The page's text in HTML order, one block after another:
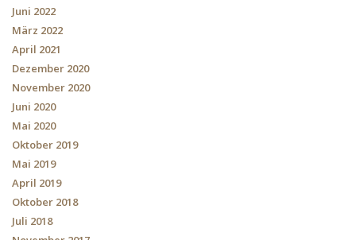
Juni 2022
März 2022
April 2021
Dezember 2020
November 2020
Juni 2020
Mai 2020
Oktober 2019
Mai 2019
April 2019
Oktober 2018
Juli 2018